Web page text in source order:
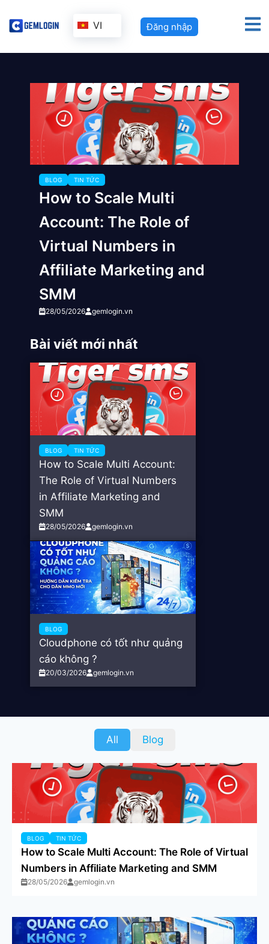
VI Đăng nhập
BLOG TIN TỨC
How to Scale Multi
Account: The Role of
Virtual Numbers in
Affiliate Marketing and
SMM
28/05/2026 gemlogin.vn
Bài viết mới nhất
BLOG TIN TỨC
How to Scale Multi Account:
The Role of Virtual Numbers
in Affiliate Marketing and
SMM
28/05/2026 gemlogin.vn
BLOG
Cloudphone có tốt như quảng
cáo không ?
20/03/2026 gemlogin.vn
All Blog
BLOG TIN TỨC
How to Scale Multi Account: The Role of Virtual
Numbers in Affiliate Marketing and SMM
28/05/2026 gemlogin.vn